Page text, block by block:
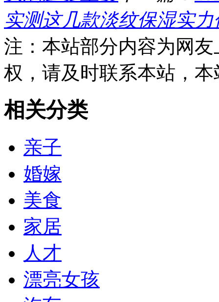
实测这几款淡纹保湿实
注：本站部分内容为网
权，请及时联系本站，
相关分类
亲子
婚嫁
美食
家居
人才
漂亮女孩